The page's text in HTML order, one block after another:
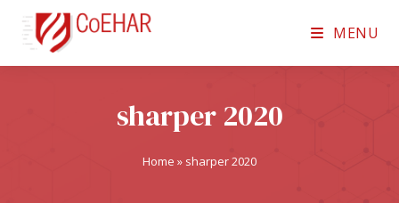
MENU
sharper 2020
Home » sharper 2020